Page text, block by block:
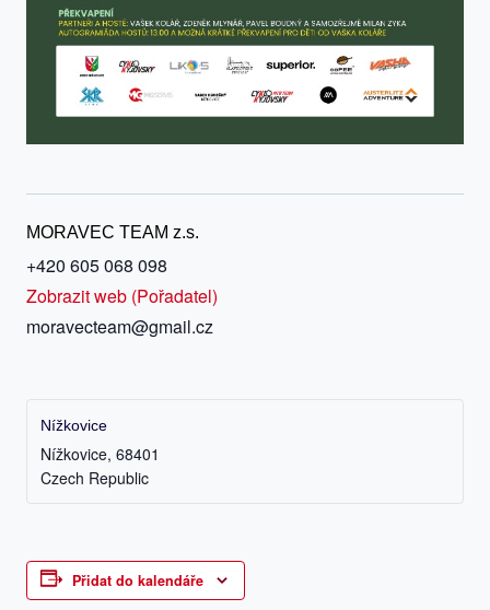
MORAVEC TEAM z.s.
+420 605 068 098
Zobrazit web (Pořadatel)
moravecteam@gmail.cz
Nížkovice
Nížkovice, 68401
Czech Republic
Přidat do kalendáře